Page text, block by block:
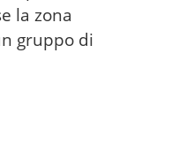
la zona
gruppo di